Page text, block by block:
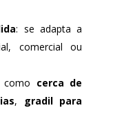
: se adapta a
comercial ou
como cerca de
, gradil para